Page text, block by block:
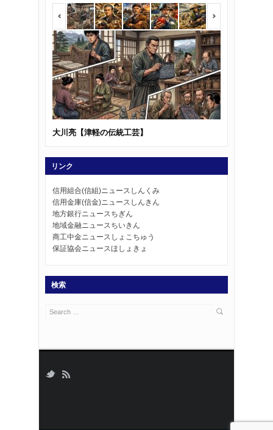
大川亮【津軽の伝統工芸】
リンク
信用組合(信組)ニュースしんくみ
信用金庫(信金)ニュースしんきん
地方銀行ニュースちぎん
地域金融ニュースちいきん
商工中金ニュースしょこちゅう
保証協会ニュースほしょきょ
検索
Search